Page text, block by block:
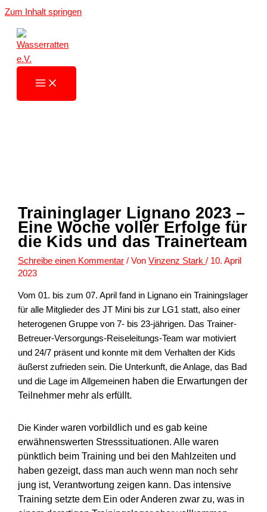
Zum Inhalt springen
Traininglager Lignano 2023 –
Eine Woche voller Erfolge für
die Kids und das Trainerteam
Schreibe einen Kommentar / VonVinzenz Stark/ 10. April
2023
Vom 01. bis zum 07. April fand in Lignano ein Trainingslager
für alle Mitglieder des JT Mini bis zur LG1 statt, also einer
heterogenen Gruppe von 7- bis 23-jährigen. Das Trainer-
Betreuer-Versorgungs-Reiseleitungs-Team war motiviert
und 24/7 präsent und konnte mit dem Verhalten der Kids
äußerst zufrieden sein. Die Unterkunft, die Anlage, das Bad
und die Lage im Allgemeinen haben die Erwartungen der
Teilnehmer mehr als erfüllt.
Die Kinder warenvorbildlich und es gab keine
erwähnenswerten Stresssituationen. Alle waren
pünktlich beim Training und bei den Mahlzeiten und
haben gezeigt, dass man auch wenn man noch sehr
jung ist, Verantwortung zeigen kann. Das intensive
Training setzte dem Ein oder Anderen zwar zu, was in